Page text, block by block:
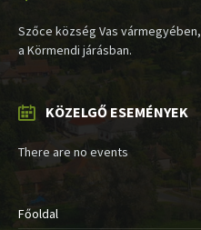
Szőce község Vas vármegyében,
a Körmendi járásban.
KÖZELGŐ ESEMÉNYEK
There are no events
Főoldal